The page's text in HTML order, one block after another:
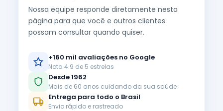
Nossa equipe responde diretamente nesta
página para que você e outros clientes
possam consultar quando quiser.
+160 mil avaliações no Google
Nota 4.9 de 5 estrelas
Desde 1962
Mais de 60 anos cuidando da sua saúde
Entrega para todo o Brasil
Envio rápido e rastreado